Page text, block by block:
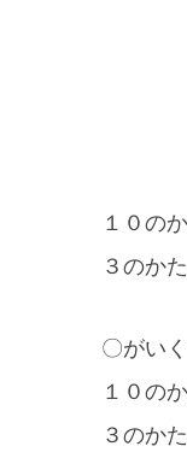
１０の
３のか
〇がい
１０の
３のか